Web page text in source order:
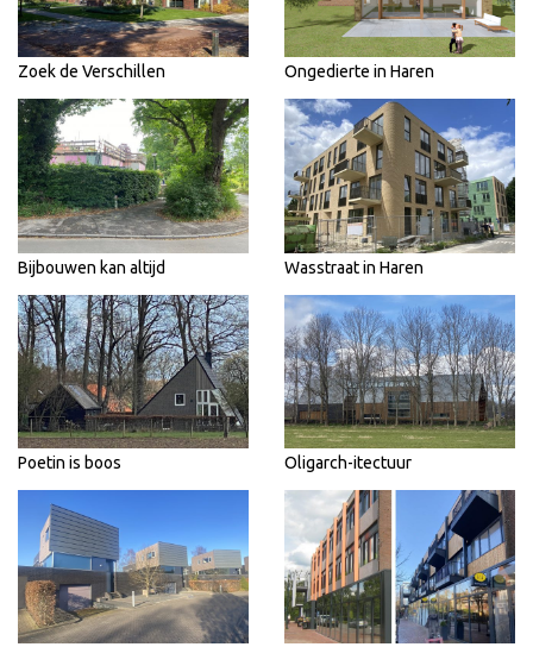
Zoek de Verschillen Ongedierte in Haren
Bijbouwen kan altijd Wasstraat in Haren
Poetin is boos Oligarch-itectuur